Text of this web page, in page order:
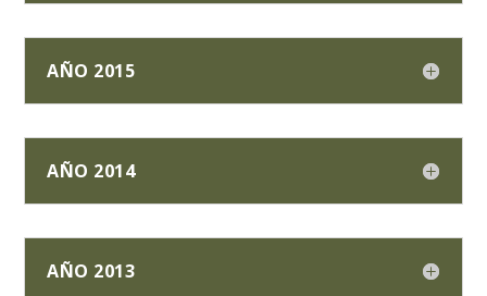
AÑO 2015
AÑO 2014
AÑO 2013